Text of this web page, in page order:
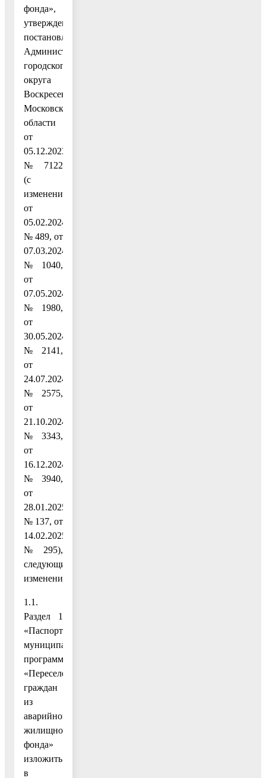
фонда»,
утвержденную
постановлением
Администрации
городского
округа
Воскресенск
Московской
области
от
05.12.2023
№ 7122
(с
изменениями
от
05.02.2024
№ 489, от
07.03.2024
№ 1040,
от
07.05.2024
№ 1980,
от
30.05.2024
№ 2141,
от
24.07.2024
№ 2575,
от
21.10.2024
№ 3343,
от
16.12.2024
№ 3940,
от
28.01.2025
№ 137, от
14.02.2025
№ 295),
следующие
изменения:
1.1.
Раздел 1
«Паспорт
муниципальной
программы
«Переселение
граждан
из
аварийного
жилищного
фонда»
изложить
в